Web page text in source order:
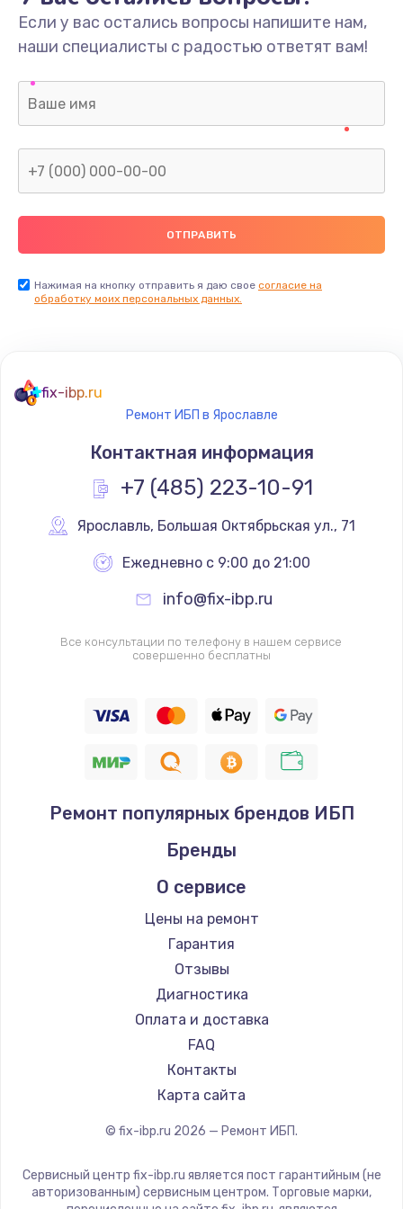
Если у вас остались вопросы напишите нам,
наши специалисты с радостью ответят вам!
Нажимая на кнопку отправить я даю свое согласие на
обработку моих персональных данных.
fix-ibp.ru
Ремонт ИБП в Ярославле
Контактная информация
+7 (485) 223-10-91
Ярославль, Большая Октябрьская ул., 71
Ежедневно с 9:00 до 21:00
info@fix-ibp.ru
Все консультации по телефону в нашем сервисе
совершенно бесплатны
Ремонт популярных брендов ИБП
Бренды
О сервисе
Цены на ремонт
Гарантия
Отзывы
Диагностика
Оплата и доставка
FAQ
Контакты
Карта сайта
© fix-ibp.ru 2026 — Ремонт ИБП.
Сервисный центр fix-ibp.ru является пост гарантийным (не
авторизованным) сервисным центром. Торговые марки,